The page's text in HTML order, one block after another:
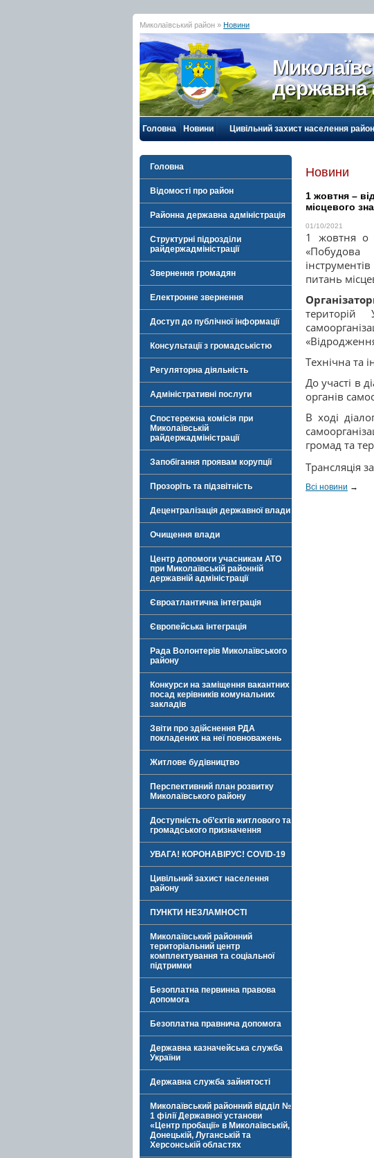
Миколаївський район » Новини
державна
Головна Новини Цивільний захист населення
Головна
Відомості про район
Районна державна адміністрація
Структурні підрозділи
райдержадміністрації
Звернення громадян
Електронне звернення
Доступ до публічної інформації
Консультації з громадськістю
Регуляторна діяльність
Адміністративні послуги
Спостережна комісія при
Миколаївській
райдержадміністрації
Запобігання проявам корупції
Прозоріть та підзвітність
Децентралізація державної влади
Очищення влади
Центр допомоги учасникам АТО
при Миколаївській районній
державній адміністрації
Євроатлантична інтеграція
Європейська інтеграція
Рада Волонтерів Миколаївського
району
Конкурси на заміщення вакантних
посад керівників комунальних
закладів
Звіти про здійснення РДА
покладених на неї повноважень
Житлове будівництво
Перспективний план розвитку
Миколаївського району
Доступність об’єктів житлового та
громадського призначення
УВАГА! КОРОНАВІРУС! COVID-19
Цивільний захист населення
району
ПУНКТИ НЕЗЛАМНОСТІ
Миколаївський районний
територіальний центр
комплектування та соціальної
підтримки
Безоплатна первинна правова
допомога
Безоплатна правнича допомога
Державна казначейська служба
України
Державна служба зайнятості
Миколаївський районний відділ №
1 філії Державної установи
«Центр пробації» в Миколаївській,
Донецькій, Луганській та
Херсонській областях
Новини
1 жовтня –
місцевого
01/10/2021
1 жовтня о
питань
територій
Технічна та
До участі в
органів
В ході
громад та
Трансляція
Всі новини →